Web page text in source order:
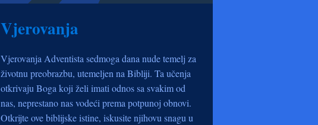
Vjerovanja
Vjerovanja Adventista sedmoga dana nude temelj za
životnu preobrazbu, utemeljen na Bibliji. Ta učenja
otkrivaju Boga koji želi imati odnos sa svakim od
nas, neprestano nas vodeći prema potpunoj obnovi.
Otkrijte ove biblijske istine, iskusite njihovu snagu u